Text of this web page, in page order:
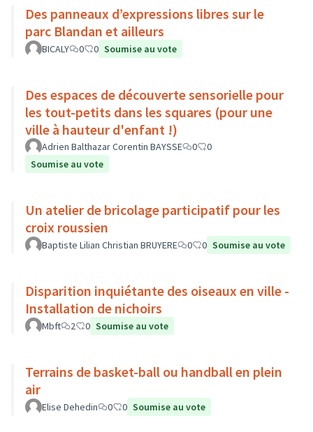
Des panneaux d’expressions libres sur le
parc Blandan et ailleurs
BICALY 0 0 Soumise au vote
Des espaces de découverte sensorielle pour
les tout-petits dans les squares (pour une
ville à hauteur d'enfant !)
Adrien Balthazar Corentin BAYSSE 0
0
Soumise au vote
Un atelier de bricolage participatif pour les
croix roussien
Baptiste Lilian Christian BRUYERE 0 0 Soumise au vote
Disparition inquiétante des oiseaux en ville -
Installation de nichoirs
Mbft 2 0 Soumise au vote
Terrains de basket-ball ou handball en plein
air
Elise Dehedin 0 0 Soumise au vote